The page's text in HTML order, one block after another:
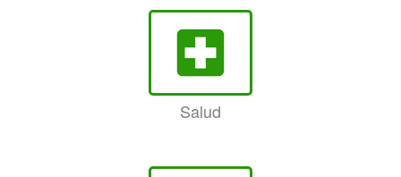
local_hospital
Salud